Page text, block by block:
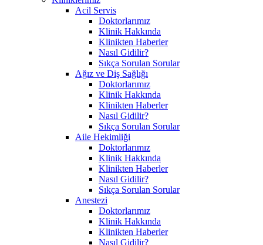
Acil Servis
Doktorlarımız
Klinik Hakkında
Klinikten Haberler
Nasıl Gidilir?
Sıkça Sorulan Sorular
Ağız ve Diş Sağlığı
Doktorlarımız
Klinik Hakkında
Klinikten Haberler
Nasıl Gidilir?
Sıkça Sorulan Sorular
Aile Hekimliği
Doktorlarımız
Klinik Hakkında
Klinikten Haberler
Nasıl Gidilir?
Sıkça Sorulan Sorular
Anestezi
Doktorlarımız
Klinik Hakkında
Klinikten Haberler
Nasıl Gidilir?